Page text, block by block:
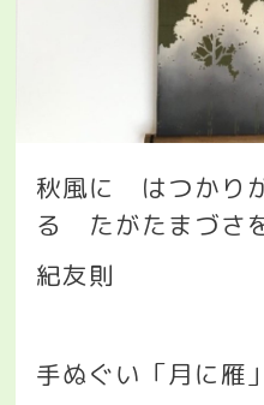
秋風に はつかり
る たがたまづさ
紀友則
手ぬぐい「月に雁」